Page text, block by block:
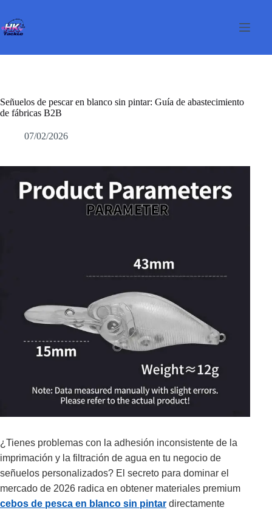
contenido
Señuelos de pescar en blanco sin pintar: Guía de abastecimiento
de fábricas B2B
07/02/2026
¿Tienes problemas con la adhesión inconsistente de la
imprimación y la filtración de agua en tu negocio de
señuelos personalizados? El secreto para dominar el
mercado de 2026 radica en obtener materiales premium
cebos de pesca en blanco sin pintar directamente